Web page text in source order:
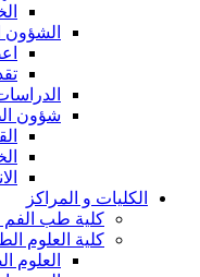
الشؤون
شؤون
الكليات و المراكز
كلية طب الفم
كلية العلوم
العلوم